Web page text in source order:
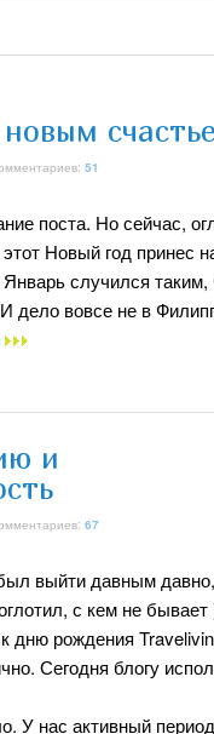
51
поста. Но сейчас,
Новый год принес
случился таким,
дело вовсе не в
и
67
выйти давным
с кем не
дню рождения
Сегодня блогу
У нас активный период